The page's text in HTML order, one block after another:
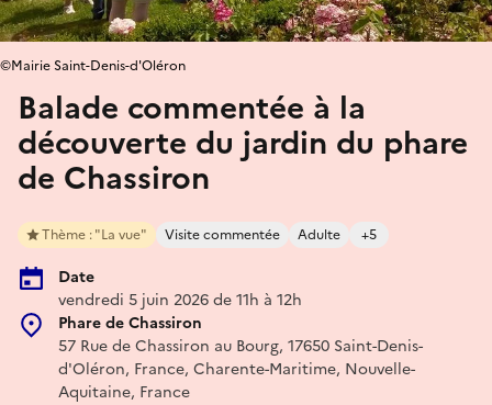
Balade commentée à la
découverte du jardin du phare
de Chassiron
Thème : "La vue" Visite commentée Adulte +5
Date
vendredi 5 juin 2026 de 11h à 12h
Phare de Chassiron
57 Rue de Chassiron au Bourg, 17650 Saint-Denis-
d'Oléron, France, Charente-Maritime, Nouvelle-
Aquitaine, France
©Mairie Saint-Denis-d'Oléron